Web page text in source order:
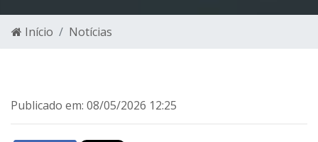
Início Notícias
Publicado em: 08/05/2026 12:25